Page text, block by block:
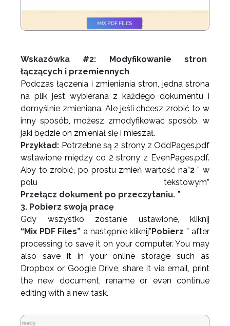
Wskazówka #2: Modyfikowanie stron
łączących i przemiennych
Podczas łączenia i zmieniania stron, jedna strona
na plik jest wybierana z każdego dokumentu i
domyślnie zmieniana. Ale jeśli chcesz zrobić to w
inny sposób, możesz zmodyfikować sposób, w
jaki będzie on zmieniał się i mieszał.
Przykład: Potrzebne są 2 strony z OddPages.pdf
wstawione między co 2 strony z EvenPages.pdf.
Aby to zrobić, po prostu zmień wartość na”2 ” w
polu tekstowym”
Przełącz dokument po przeczytaniu. ”
3. Pobierz swoją pracę
Gdy wszystko zostanie ustawione, kliknij
“Mix PDF Files” a następnie kliknij”Pobierz ” after
processing to save it on your computer. You may
also save it in your online storage such as
Dropbox or Google Drive, share it via email, print
the new document, rename or even continue
editing with a new task.